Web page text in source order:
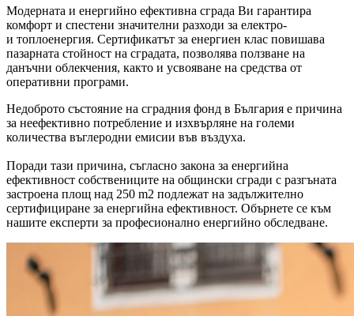
Модерната и енергийно ефективна сграда Ви гарантира
комфорт и спестени значителни разходи за електро-
и топлоенергия. Сертификатът за енергиен клас повишава
пазарната стойност на сградата, позволява ползване на
данъчни облекчения, както и усвояване на средства от
оперативни програми.
Недоброто състояние на сградния фонд в България е причина
за неефективно потребление и изхвърляне на големи
количества въглеродни емисии във въздуха.
Поради тази причина, съгласно закона за енергийна
ефективност собствениците на общински сгради с разгъната
застроена площ над 250 m2 подлежат на задължително
сертифициране за енергийна ефективност. Обърнете се към
нашите експерти за професионално енергийно обследване.